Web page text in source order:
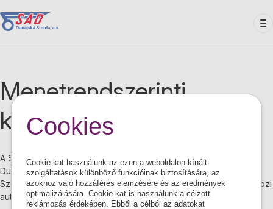
a
tartalomra
Menetrendszerinti
közlekedés
A Szlovák Autóbuszközlekedési Vállalat Dunaszerdahely Rt. a
Dunaszerdahelyi és a Galántai járás - Dunaszerdahely, Galánta,
Szered és Nagymegyer – városi, helyközi, távolsági és nemzetközi
autóbuszközlekedését bonyolítja le.
Cookies
Cookie-kat használunk az ezen a weboldalon kínált
szolgáltatások különböző funkcióinak biztosítására, az
azokhoz való hozzáférés elemzésére és az eredmények
optimalizálására. Cookie-kat is használunk a célzott
reklámozás érdekében. Ebből a célból az adatokat